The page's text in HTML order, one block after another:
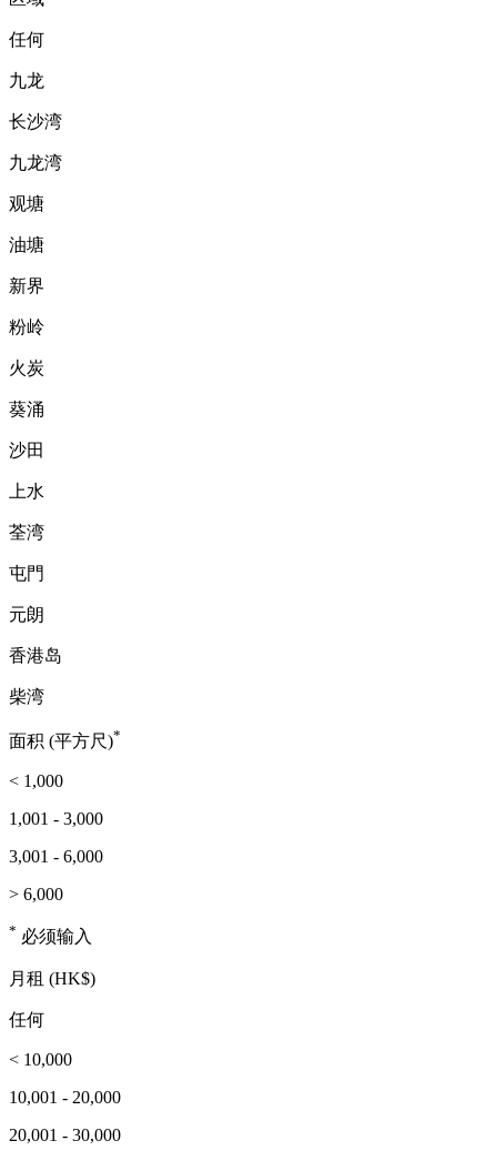
任何
九龙
长沙湾
九龙湾
观塘
油塘
新界
粉岭
火炭
葵涌
沙田
上水
荃湾
屯門
元朗
香港岛
柴湾
面积 (平方尺)*
< 1,000
1,001 - 3,000
3,001 - 6,000
> 6,000
* 必须输入
月租 (HK$)
任何
< 10,000
10,001 - 20,000
20,001 - 30,000